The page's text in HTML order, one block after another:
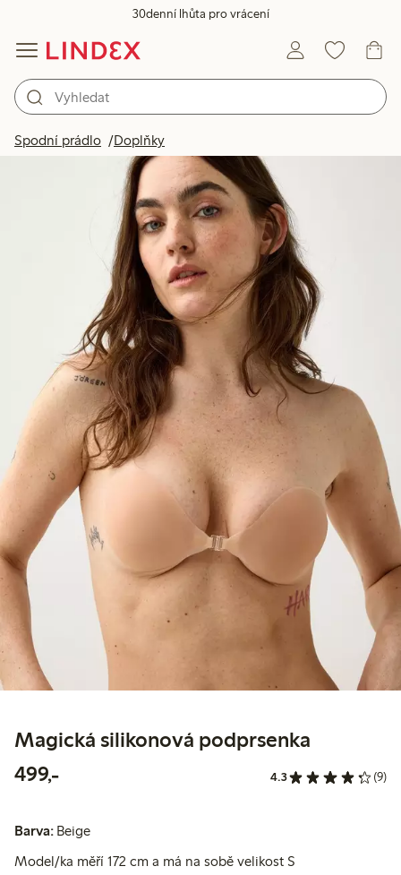
30denní lhůta pro vrácení
Spodní prádlo Doplňky
Magická silikonová podprsenka
499,-499,00 Kč 4.3 (9)
Barva: Beige
Model/ka měří 172 cm a má na sobě velikost S